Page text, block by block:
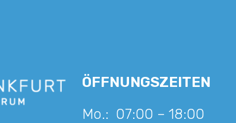
ÖFFNUNGSZEITEN
Mo.: 07:00 – 18:00